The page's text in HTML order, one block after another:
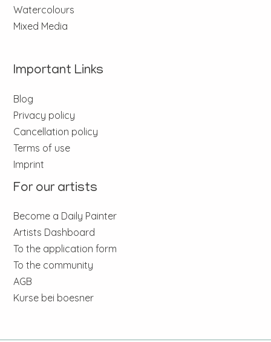
Watercolours
Mixed Media
Important Links
Blog
Privacy policy
Cancellation policy
Terms of use
Imprint
For our artists
Become a Daily Painter
Artists Dashboard
To the application form
To the community
AGB
Kurse bei boesner